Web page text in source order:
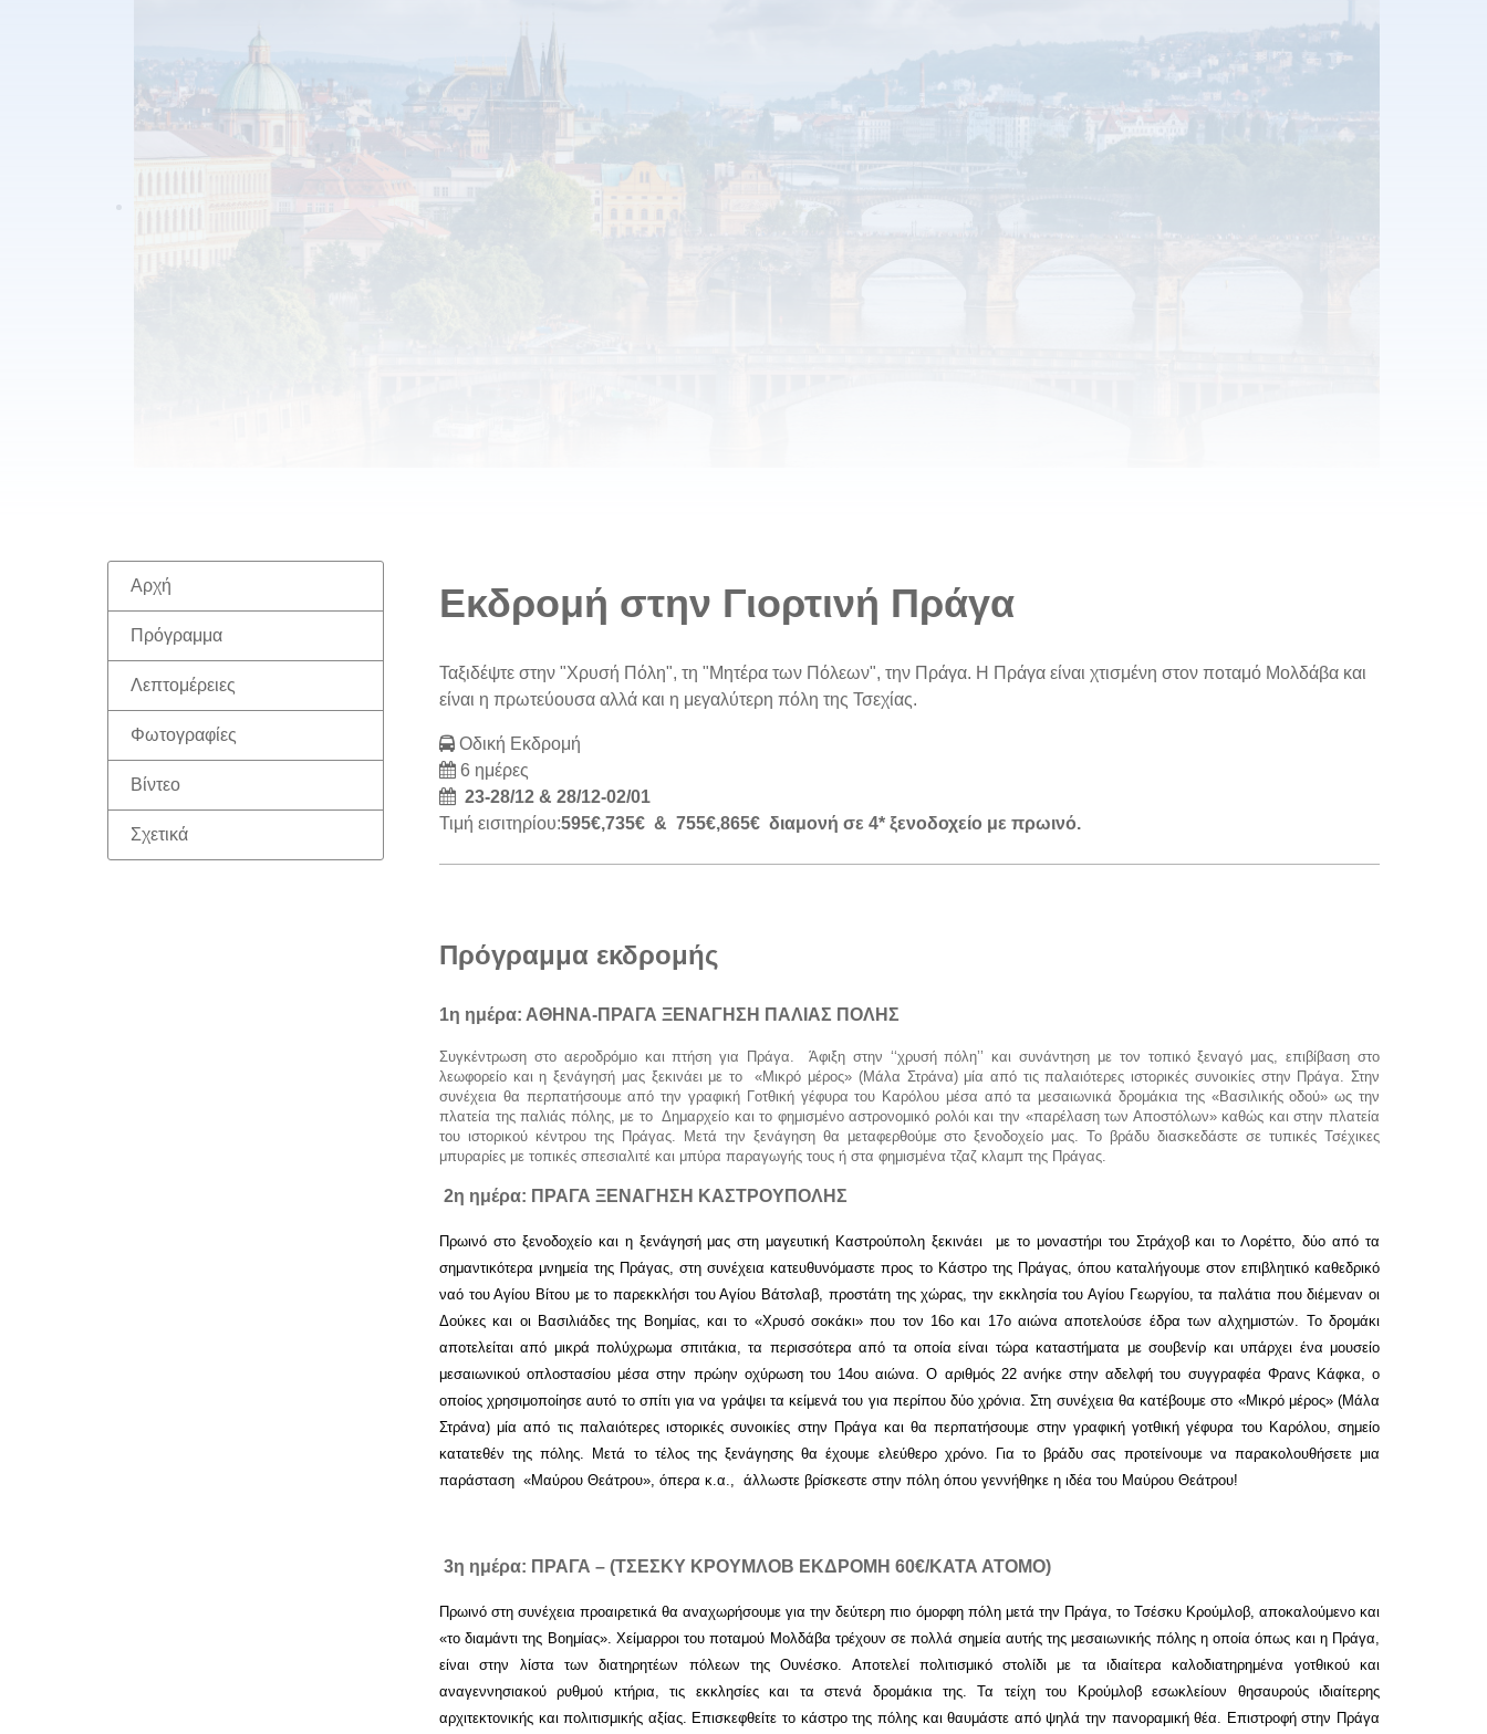
Αρχή
Πρόγραμμα
Λεπτομέρειες
Φωτογραφίες
Βίντεο
Σχετικά
Εκδρομή στην Γιορτινή Πράγα
Ταξιδέψτε στην "Χρυσή Πόλη", τη "Μητέρα των Πόλεων", την Πράγα. Η Πράγα είναι χτισμένη στον ποταμό Μολδάβα και
είναι η πρωτεύουσα αλλά και η μεγαλύτερη πόλη της Τσεχίας.
Οδική Εκδρομή
6 ημέρες
23-28/12 & 28/12-02/01
Τιμή εισιτηρίου:595€,735€ & 755€,865€ διαμονή σε 4* ξενοδοχείο με πρωινό.
Πρόγραμμα εκδρομής
1η ημέρα: ΑΘΗΝΑ-ΠΡΑΓΑ ΞΕΝΑΓΗΣΗ ΠΑΛΙΑΣ ΠΟΛΗΣ
Συγκέντρωση στο αεροδρόμιο και πτήση για Πράγα. Άφιξη στην ‘‘χρυσή πόλη’’ και συνάντηση με τον τοπικό ξεναγό μας, επιβίβαση στο
λεωφορείο και η ξενάγησή μας ξεκινάει με το «Μικρό μέρος» (Μάλα Στράνα) μία από τις παλαιότερες ιστορικές συνοικίες στην Πράγα. Στην
συνέχεια θα περπατήσουμε από την γραφική Γοτθική γέφυρα του Καρόλου μέσα από τα μεσαιωνικά δρομάκια της «Βασιλικής οδού» ως την
πλατεία της παλιάς πόλης, με το Δημαρχείο και το φημισμένο αστρονομικό ρολόι και την «παρέλαση των Αποστόλων» καθώς και στην πλατεία
του ιστορικού κέντρου της Πράγας. Μετά την ξενάγηση θα μεταφερθούμε στο ξενοδοχείο μας. Το βράδυ διασκεδάστε σε τυπικές Τσέχικες
μπυραρίες με τοπικές σπεσιαλιτέ και μπύρα παραγωγής τους ή στα φημισμένα τζαζ κλαμπ της Πράγας.
2η ημέρα: ΠΡΑΓΑ ΞΕΝΑΓΗΣΗ ΚΑΣΤΡΟΥΠΟΛΗΣ
Πρωινό στο ξενοδοχείο και η ξενάγησή μας στη μαγευτική Καστρούπολη ξεκινάει με το μοναστήρι του Στράχοβ και το Λορέττο, δύο από τα
σημαντικότερα μνημεία της Πράγας, στη συνέχεια κατευθυνόμαστε προς το Κάστρο της Πράγας, όπου καταλήγουμε στον επιβλητικό καθεδρικό
ναό του Αγίου Βίτου με το παρεκκλήσι του Αγίου Βάτσλαβ, προστάτη της χώρας, την εκκλησία του Αγίου Γεωργίου, τα παλάτια που διέμεναν οι
Δούκες και οι Βασιλιάδες της Βοημίας, και το «Χρυσό σοκάκι» που τον 16ο και 17ο αιώνα αποτελούσε έδρα των αλχημιστών. Το δρομάκι
αποτελείται από μικρά πολύχρωμα σπιτάκια, τα περισσότερα από τα οποία είναι τώρα καταστήματα με σουβενίρ και υπάρχει ένα μουσείο
μεσαιωνικού οπλοστασίου μέσα στην πρώην οχύρωση του 14ου αιώνα. Ο αριθμός 22 ανήκε στην αδελφή του συγγραφέα Φρανς Κάφκα, ο
οποίος χρησιμοποίησε αυτό το σπίτι για να γράψει τα κείμενά του για περίπου δύο χρόνια. Στη συνέχεια θα κατέβουμε στο «Μικρό μέρος» (Μάλα
Στράνα) μία από τις παλαιότερες ιστορικές συνοικίες στην Πράγα και θα περπατήσουμε στην γραφική γοτθική γέφυρα του Καρόλου, σημείο
κατατεθέν της πόλης. Μετά το τέλος της ξενάγησης θα έχουμε ελεύθερο χρόνο. Για το βράδυ σας προτείνουμε να παρακολουθήσετε μια
παράσταση «Μαύρου Θεάτρου», όπερα κ.α., άλλωστε βρίσκεστε στην πόλη όπου γεννήθηκε η ιδέα του Μαύρου Θεάτρου!
3η ημέρα: ΠΡΑΓΑ – (ΤΣΕΣΚΥ ΚΡΟΥΜΛΟΒ ΕΚΔΡΟΜΗ 60€/ΚΑΤΑ ΑΤΟΜΟ)
Πρωινό στη συνέχεια προαιρετικά θα αναχωρήσουμε για την δεύτερη πιο όμορφη πόλη μετά την Πράγα, το Τσέσκυ Κρούμλοβ, αποκαλούμενο και
«το διαμάντι της Βοημίας». Χείμαρροι του ποταμού Mολδάβα τρέχουν σε πολλά σημεία αυτής της μεσαιωνικής πόλης η οποία όπως και η Πράγα,
είναι στην λίστα των διατηρητέων πόλεων της Ουνέσκο. Αποτελεί πολιτισμικό στολίδι με τα ιδιαίτερα καλοδιατηρημένα γοτθικού και
αναγεννησιακού ρυθμού κτήρια, τις εκκλησίες και τα στενά δρομάκια της. Τα τείχη του Κρούμλοβ εσωκλείουν θησαυρούς ιδιαίτερης
αρχιτεκτονικής και πολιτισμικής αξίας. Επισκεφθείτε το κάστρο της πόλης και θαυμάστε από ψηλά την πανοραμική θέα. Επιστροφή στην Πράγα